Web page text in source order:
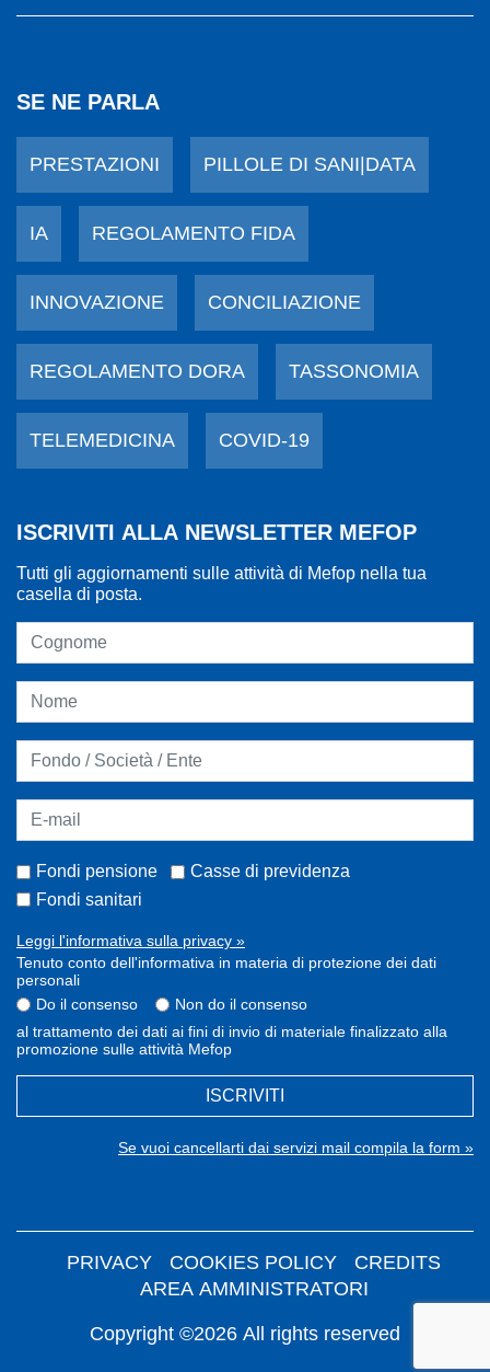
SE NE PARLA
PRESTAZIONI PILLOLE DI SANI|DATA
IA REGOLAMENTO FIDA
INNOVAZIONE CONCILIAZIONE
REGOLAMENTO DORA TASSONOMIA
TELEMEDICINA COVID-19
ISCRIVITI ALLA NEWSLETTER MEFOP
Tutti gli aggiornamenti sulle attività di Mefop nella tua
casella di posta.
Fondi pensione
Casse di previdenza
Fondi sanitari
Leggi l'informativa sulla privacy »
Tenuto conto dell'informativa in materia di protezione dei dati
personali
Do il consenso
Non do il consenso
al trattamento dei dati ai fini di invio di materiale finalizzato alla
promozione sulle attività Mefop
ISCRIVITI
Se vuoi cancellarti dai servizi mail compila la form »
Copyright ©2026 All rights reserved
PRIVACY COOKIES POLICY
CREDITS
AREA AMMINISTRATORI